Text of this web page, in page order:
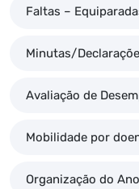
Faltas –
Minutas/
Avaliação de
Mobilidade por
Organização do